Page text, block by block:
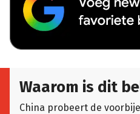
Waarom is dit
China probeert de